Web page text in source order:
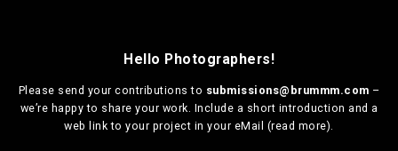
Hello Photographers!
Please send your contributions to submissions@brummm.com –
we’re happy to share your work. Include a short introduction and a
web link to your project in your eMail (read more).